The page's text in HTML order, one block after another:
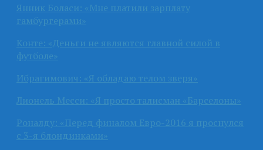
Янник Боласи: «Мне платили зарплату
гамбургерами»
Конте: «Деньги не являются главной силой в
футболе»
Ибрагимович: «Я обладаю телом зверя»
Лионель Месси: «Я просто талисман «Барселоны»
Роналду: «Перед финалом Евро-2016 я проснулся
с 3-я блондинками»